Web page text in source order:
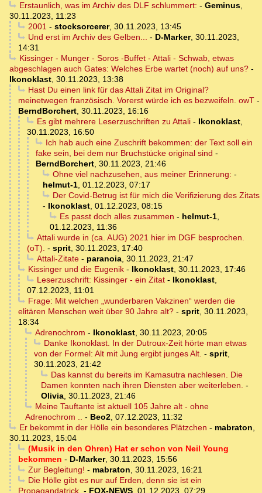
Erstaunlich, was im Archiv des DLF schlummert: - Geminus,
30.11.2023, 11:23
2001- stocksorcerer, 30.11.2023, 13:45
Und erst im Archiv des Gelben... - D-Marker, 30.11.2023,
14:31
Kissinger - Munger - Soros -Buffet - Attali - Schwab, etwas
abgeschlagen auch Gates: Welches Erbe wartet (noch) auf uns? -
Ikonoklast, 30.11.2023, 13:38
Hast Du einen link für das Attali Zitat im Original?
meinetwegen französisch. Vorerst würde ich es bezweifeln. owT -
BerndBorchert, 30.11.2023, 16:16
Es gibt mehrere Leserzuschriften zu Attali- Ikonoklast,
30.11.2023, 16:50
Ich hab auch eine Zuschrift bekommen: der Text soll ein
fake sein, bei dem nur Bruchstücke original sind -
BerndBorchert, 30.11.2023, 21:46
Ohne viel nachzusehen, aus meiner Erinnerung: -
helmut-1, 01.12.2023, 07:17
Der Covid-Betrug ist für mich die Verifizierung des Zitats
- Ikonoklast, 01.12.2023, 08:15
Es passt doch alles zusammen - helmut-1,
01.12.2023, 11:36
Attali wurde in (ca. AUG) 2021 hier im DGF besprochen.
(oT). - sprit, 30.11.2023, 17:40
Attali-Zitate- paranoia, 30.11.2023, 21:47
Kissinger und die Eugenik- Ikonoklast, 30.11.2023, 17:46
Leserzuschrift: Kissinger - ein Zitat- Ikonoklast,
07.12.2023, 11:01
Frage: Mit welchen „wunderbaren Vakzinen“ werden die
elitären Menschen weit über 90 Jahre alt? - sprit, 30.11.2023,
18:34
Adrenochrom - Ikonoklast, 30.11.2023, 20:05
Danke Ikonoklast. In der Dutroux-Zeit hörte man etwas
von der Formel: Alt mit Jung ergibt junges Alt. - sprit,
30.11.2023, 21:42
Das kannst du bereits im Kamasutra nachlesen. Die
Damen konnten nach ihren Diensten aber weiterleben. -
Olivia, 30.11.2023, 21:46
Meine Tauftante ist aktuell 105 Jahre alt - ohne
Adrenochrom .. - Beo2, 07.12.2023, 11:32
Er bekommt in der Hölle ein besonderes Plätzchen - mabraton,
30.11.2023, 15:04
(Musik in den Ohren) Hat er schon von Neil Young
bekommen - D-Marker, 30.11.2023, 15:56
Zur Begleitung! - mabraton, 30.11.2023, 16:21
Die Hölle gibt es nur auf Erden, denn sie ist ein
Propagandatrick. - FOX-NEWS, 01.12.2023, 07:29